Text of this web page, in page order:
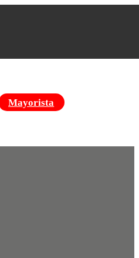
Mayorista